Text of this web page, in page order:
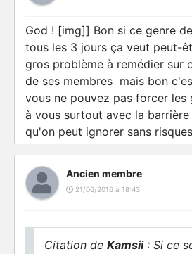
God ! [img]] Bon si ce genre
tous les 3 jours ça veut peut-
gros problème à remédier sur
de ses membres mais bon
vous ne pouvez pas forcer les
à vous surtout avec la
qu'on peut ignorer sans
Ancien membre
21/06/2016 à 18:43
Citation de Kamsii: Si ce